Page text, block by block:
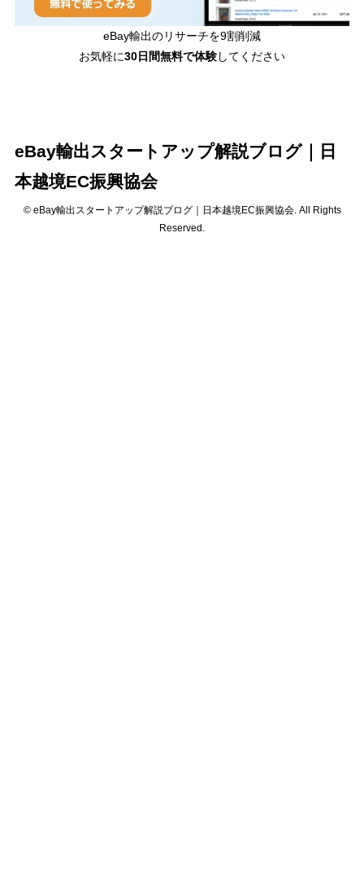
eBay輸出のリサーチを9割削減
お気軽に30日間無料で体験してください
eBay輸出スタートアップ解説ブログ｜日
本越境EC振興協会
© eBay輸出スタートアップ解説ブログ｜日本越境EC振興協会. All Rights
Reserved.